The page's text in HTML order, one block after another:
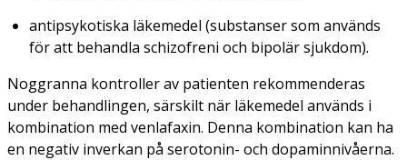
antipsykotiska läkemedel (substanser som används
för att behandla schizofreni och bipolär sjukdom).
Noggranna kontroller av patienten rekommenderas
under behandlingen, särskilt när läkemedel används i
kombination med venlafaxin. Denna kombination kan ha
en negativ inverkan på serotonin- och dopaminnivåerna.